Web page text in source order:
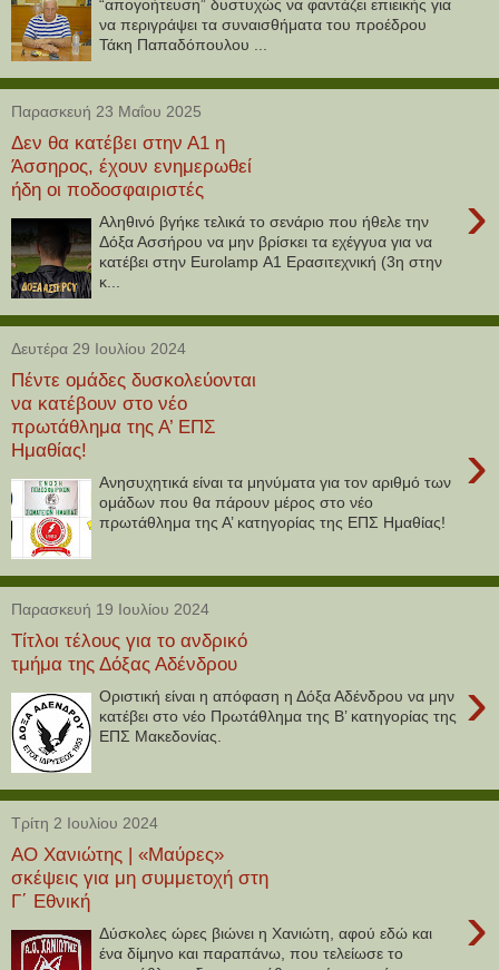
“απογοήτευση” δυστυχώς να φαντάζει επιεικής για
να περιγράψει τα συναισθήματα του προέδρου
Τάκη Παπαδόπουλου ...
Παρασκευή 23 Μαΐου 2025
Δεν θα κατέβει στην Α1 η
Άσσηρος, έχουν ενημερωθεί
ήδη οι ποδοσφαιριστές
›
Αληθινό βγήκε τελικά το σενάριο που ήθελε την
Δόξα Ασσήρου να μην βρίσκει τα εχέγγυα για να
κατέβει στην Eurolamp Α1 Ερασιτεχνική (3η στην
κ...
Δευτέρα 29 Ιουλίου 2024
Πέντε ομάδες δυσκολεύονται
να κατέβουν στο νέο
πρωτάθλημα της Α’ ΕΠΣ
Ημαθίας!
›
Ανησυχητικά είναι τα μηνύματα για τον αριθμό των
ομάδων που θα πάρουν μέρος στο νέο
πρωτάθλημα της Α’ κατηγορίας της ΕΠΣ Ημαθίας!
Παρασκευή 19 Ιουλίου 2024
Τίτλοι τέλους για το ανδρικό
τμήμα της Δόξας Αδένδρου
›
Οριστική είναι η απόφαση η Δόξα Αδένδρου να μην
κατέβει στο νέο Πρωτάθλημα της Β’ κατηγορίας της
ΕΠΣ Μακεδονίας.
Τρίτη 2 Ιουλίου 2024
ΑΟ Χανιώτης | «Μαύρες»
σκέψεις για μη συμμετοχή στη
Γ΄ Εθνική
›
Δύσκολες ώρες βιώνει η Χανιώτη, αφού εδώ και
ένα δίμηνο και παραπάνω, που τελείωσε το